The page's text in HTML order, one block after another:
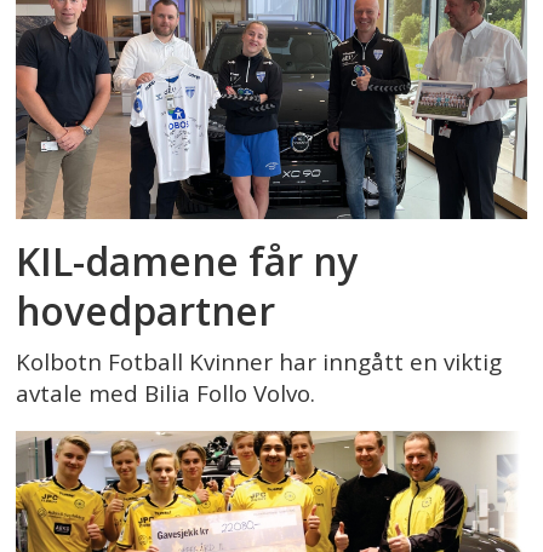
KIL-damene får ny
hovedpartner
Kolbotn Fotball Kvinner har inngått en viktig
avtale med Bilia Follo Volvo.